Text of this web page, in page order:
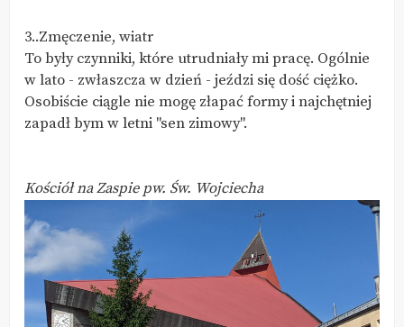
3..Zmęczenie, wiatr
To były czynniki, które utrudniały mi pracę. Ogólnie
w lato - zwłaszcza w dzień - jeździ się dość ciężko.
Osobiście ciągle nie mogę złapać formy i najchętniej
zapadł bym w letni "sen zimowy".
Kościół na Zaspie pw. Św. Wojciecha